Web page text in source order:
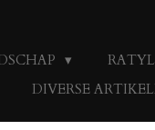
DIVERSE